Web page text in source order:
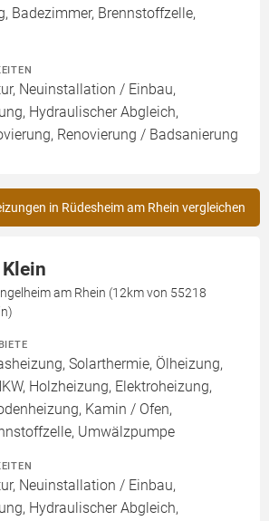
Badezimmer, Brennstoffzelle,
Neuinstallation / Einbau,
Hydraulischer Abgleich,
Renovierung / Badsanierung
in Rüdesheim am Rhein vergleichen
am Rhein (12km von 55218
Solarthermie, Ölheizung,
Holzheizung, Elektroheizung,
Kamin / Ofen,
Umwälzpumpe
Neuinstallation / Einbau,
Hydraulischer Abgleich,